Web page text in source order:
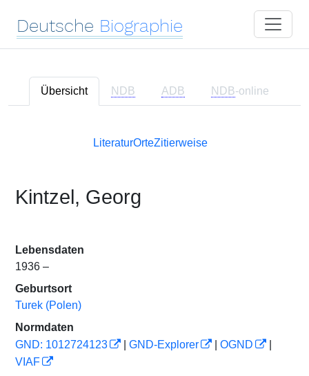
Deutsche Biographie
Übersicht NDB ADB NDB-online
LiteraturOrteZitierweise
Kintzel, Georg
Lebensdaten
1936 –
Geburtsort
Turek (Polen)
Normdaten
GND: 1012724123
GND-Explorer OGND
VIAF